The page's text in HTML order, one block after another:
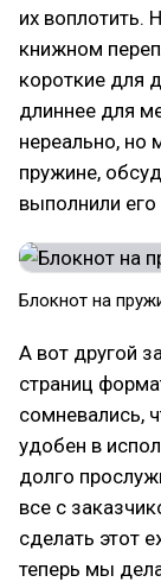
их воплотить.
книжном
короткие для
длиннее для
нереально, но
пружине,
выполнили его
Блокнот на
А вот другой
страниц
сомневались,
удобен в
долго
все с
сделать этот
теперь мы